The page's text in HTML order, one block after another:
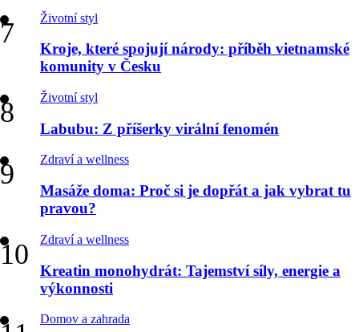
Životní styl
Kroje, které spojují národy: příběh vietnamské
komunity v Česku
Životní styl
Labubu: Z příšerky virální fenomén
Zdraví a wellness
Masáže doma: Proč si je dopřát a jak vybrat tu
pravou?
Zdraví a wellness
Kreatin monohydrát: Tajemství síly, energie a
výkonnosti
Domov a zahrada